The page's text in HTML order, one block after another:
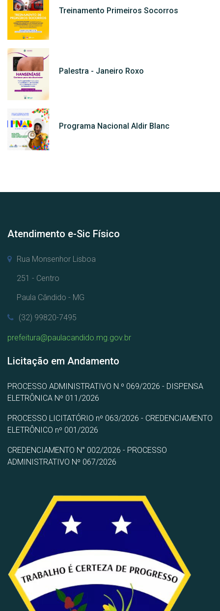
Treinamento Primeiros Socorros
Palestra - Janeiro Roxo
Programa Nacional Aldir Blanc
Atendimento e-Sic Físico
Rua Monsenhor Lisboa
251 - Centro
Paula Cândido - MG
(32) 99820-7495
prefeitura@paulacandido.mg.gov.br
Licitação em Andamento
PROCESSO ADMINISTRATIVO N.º 069/2026 - DISPENSA
ELETRÔNICA Nº 011/2026
PROCESSO LICITATÓRIO nº 063/2026 - CREDENCIAMENTO
ELETRÔNICO nº 001/2026
CREDENCIAMENTO N° 002/2026 - PROCESSO
ADMINISTRATIVO Nº 067/2026